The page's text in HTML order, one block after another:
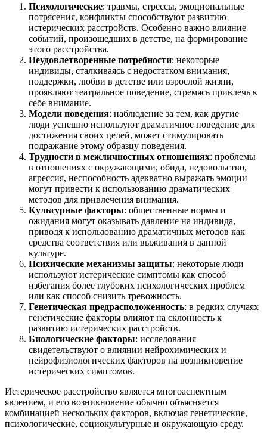
Психологические: травмы, стрессы, эмоциональные
потрясения, конфликты способствуют развитию
истерических расстройств. Особенно важно влияние
событий, произошедших в детстве, на формирование
этого расстройства.
Неудовлетворенные потребности: некоторые
индивиды, сталкиваясь с недостатком внимания,
поддержки, любви в детстве или взрослой жизни,
проявляют театральное поведение, стремясь привлечь к
себе внимание.
Модели поведения: наблюдение за тем, как другие
люди успешно используют драматичное поведение для
достижения своих целей, может стимулировать
подражание этому образцу поведения.
Трудности в межличностных отношениях: проблемы
в отношениях с окружающими, обида, недовольство,
агрессия, неспособность адекватно выражать эмоции
могут привести к использованию драматических
методов для привлечения внимания.
Культурные факторы: общественные нормы и
ожидания могут оказывать давление на индивида,
приводя к использованию драматичных методов как
средства соответствия или выживания в данной
культуре.
Психические механизмы защиты: некоторые люди
используют истерические симптомы как способ
избегания более глубоких психологических проблем
или как способ снизить тревожность.
Генетическая предрасположенность: в редких случаях
генетические факторы влияют на склонность к
развитию истерических расстройств.
Биологические факторы: исследования
свидетельствуют о влиянии нейрохимических и
нейрофизиологических факторов на возникновение
истерических симптомов.
Истерическое расстройство является многоаспектным
явлением, и его возникновение обычно объясняется
комбинацией нескольких факторов, включая генетические,
психологические, социокультурные и окружающую среду.